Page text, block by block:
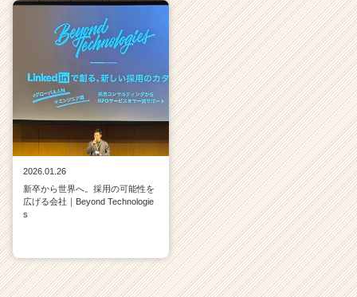
2026.01.26
新卒から世界へ。採用の可能性を
広げる会社｜Beyond Technologie
s